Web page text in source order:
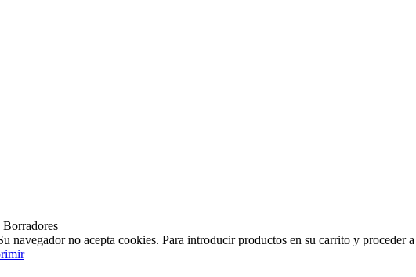
Borradores
navegador no acepta cookies. Para introducir productos en su carrito y proceder